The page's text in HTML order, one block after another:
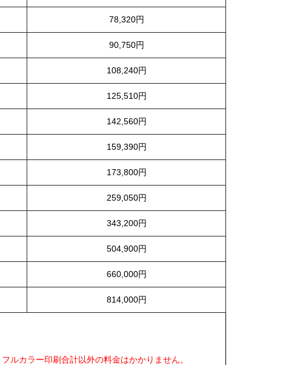
78,320円
90,750円
108,240円
125,510円
142,560円
159,390円
173,800円
259,050円
343,200円
504,900円
660,000円
814,000円
ルカラー印刷合計以外の料金はかかりません。